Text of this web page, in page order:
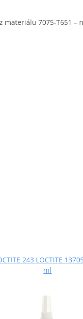
materiálu 7075-T651
243 LOCTITE
ml